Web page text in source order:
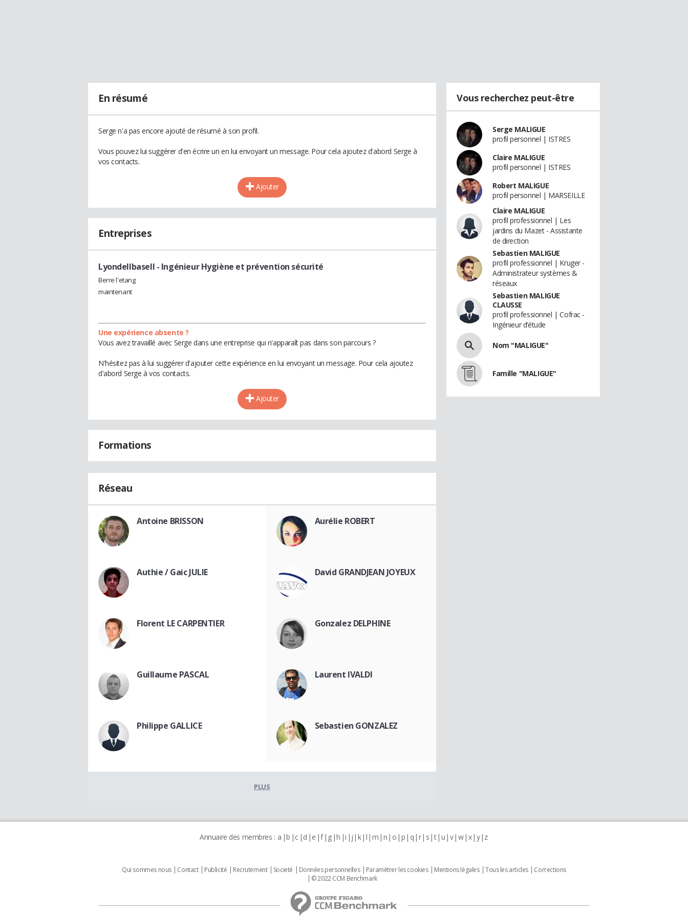
En résumé
Serge n'a pas encore ajouté de résumé à son profil.
Vous pouvez lui suggérer d'en écrire un en lui envoyant un message. Pour cela ajoutez d'abord Serge à
vos contacts.
Ajouter
Entreprises
Lyondellbasell - Ingénieur Hygiène et prévention sécurité
Berre l'etang
maintenant
Une expérience absente ?
Vous avez travaillé avec Serge dans une entreprise qui n'apparaît pas dans son parcours ?
N'hésitez pas à lui suggérer d'ajouter cette expérience en lui envoyant un message. Pour cela ajoutez
d'abord Serge à vos contacts.
Ajouter
Formations
Réseau
Antoine BRISSON Aurélie ROBERT
Authie / Gaic JULIE David GRANDJEAN JOYEUX
Florent LE CARPENTIER Gonzalez DELPHINE
Guillaume PASCAL Laurent IVALDI
Philippe GALLICE Sebastien GONZALEZ
PLUS
Vous recherchez peut-être
Serge MALIGUE
profil personnel | ISTRES
Claire MALIGUE
profil personnel | ISTRES
Robert MALIGUE
profil personnel | MARSEILLE
Claire MALIGUE
profil professionnel | Les
jardins du Mazet - Assistante
de direction
Sebastien MALIGUE
profil professionnel | Kruger -
Administrateur systèmes &
réseaux
Sebastien MALIGUE
CLAUSSE
profil professionnel | Cofrac -
Ingénieur d’étude
Nom "MALIGUE"
Famille "MALIGUE"
Annuaire des membres : a b c d e f g h i j k l m n o p q r s t u v w x y z
Qui sommes nous Contact Publicité Recrutement Societé Données personnelles Paramétrer les cookies Mentions légales Tous les articles
Corrections
© 2022 CCM Benchmark